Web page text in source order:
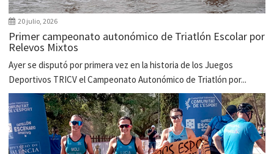
20 julio, 2026
Primer campeonato autonómico de Triatlón Escolar por
Relevos Mixtos
Ayer se disputó por primera vez en la historia de los Juegos
Deportivos TRICV el Campeonato Autonómico de Triatlón por...